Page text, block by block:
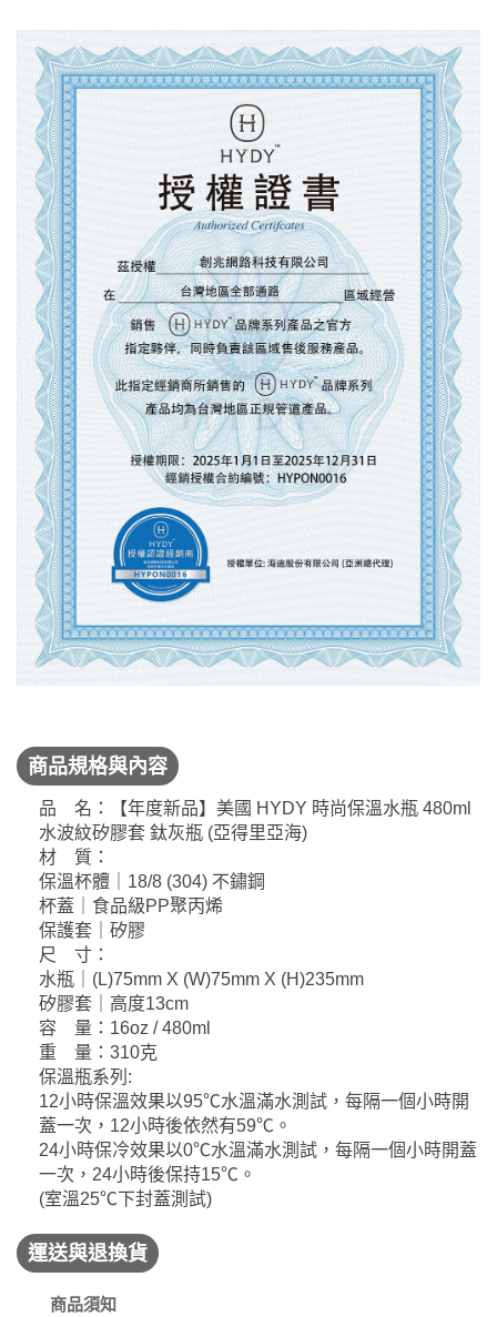
商品規格與內容
品 名：【年度新品】美國 HYDY 時尚保溫水瓶 480ml
水波紋矽膠套 鈦灰瓶 (亞得里亞海)
材 質：
保溫杯體｜18/8 (304) 不鏽鋼
杯蓋｜食品級PP聚丙烯
保護套｜矽膠
尺 寸：
水瓶｜(L)75mm X (W)75mm X (H)235mm
矽膠套｜高度13cm
容 量：16oz / 480ml
重 量：310克
保溫瓶系列:
12小時保溫效果以95℃水溫滿水測試，每隔一個小時開
蓋一次，12小時後依然有59℃。
24小時保冷效果以0℃水溫滿水測試，每隔一個小時開蓋
一次，24小時後保持15℃。
(室溫25℃下封蓋測試)
運送與退換貨
商品須知